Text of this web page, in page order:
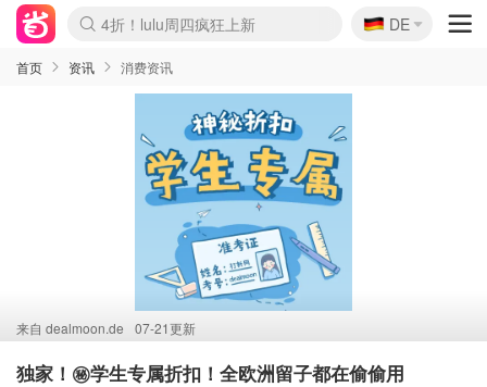
Boticinal 夏促开抢！
4折！lulu周四疯狂上新
还没结束！&OtherStories大促
Joybuy变相75折 随时失效
速领！Stanley独家85折
疑似霸哥！Camper额外叠85折
Zalando 奥莱闪促！每日更新
Moncler反季囤！5折起+叠9折
Coach Brooklyn仅€192
🇩🇪
DE
首页 资讯 消费资讯
来自 dealmoon.de 07-21更新
独家！㊙️学生专属折扣！全欧洲留子都在偷偷用